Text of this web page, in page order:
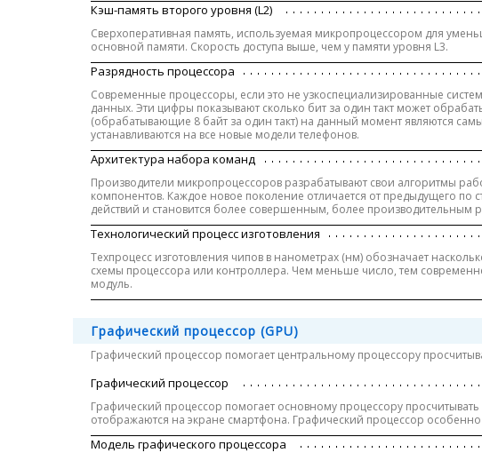
Кэш-память второго уровня (L2)
Сверхоперативная память, используемая микропроцессором для
основной памяти. Скорость доступа выше, чем у памяти уровня L3.
Разрядность процессора
Современные процессоры, если это не узкоспециализированные
данных. Эти цифры показывают сколько бит за один такт может
(обрабатывающие 8 байт за один такт) на данный момент являются
устанавливаются на все новые модели телефонов.
Архитектура набора команд
Производители микропроцессоров разрабатывают свои алгоритмы
компонентов. Каждое новое поколение отличается от предыдущего по
действий и становится более совершенным, более производительным
Технологический процесс изготовления
Техпроцесс изготовления чипов в нанометрах (нм) обозначает
схемы процессора или контроллера. Чем меньше число, тем
модуль.
Графический процессор (GPU)
Графический процессор помогает центральному процессору
Графический процессор
Графический процессор помогает основному процессору
отображаются на экране смартфона. Графический процессор
Модель графического процессора